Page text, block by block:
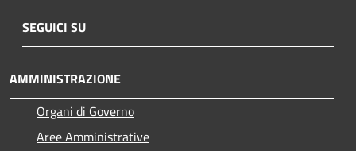
SEGUICI SU
AMMINISTRAZIONE
Organi di Governo
Aree Amministrative